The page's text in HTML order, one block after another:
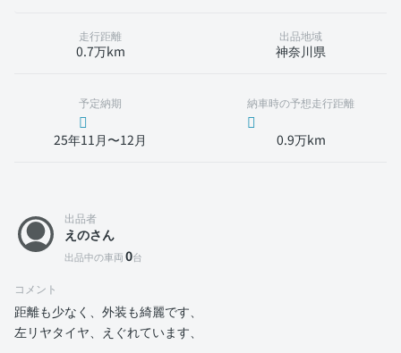
走行距離
0.7万km
出品地域
神奈川県
予定納期
25年11月〜12月
納車時の予想走行距離
0.9万km
出品者
えのさん
出品中の車両0台
コメント
距離も少なく、外装も綺麗です、
左リヤタイヤ、えぐれています、